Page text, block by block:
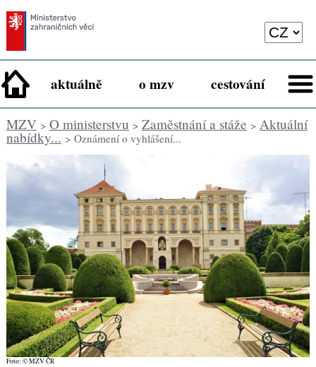
aktuálně o mzv cestování
MZV> O ministerstvu > Zaměstnání a stáže > Aktuální
nabídky... > Oznámení o vyhlášení...
Foto: © MZV ČR